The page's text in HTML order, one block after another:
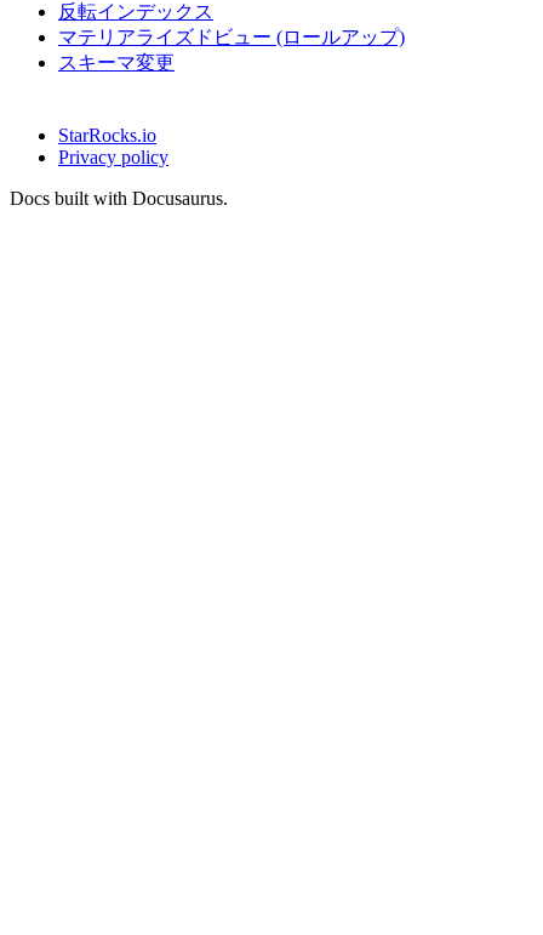
反転インデックス
マテリアライズドビュー (ロールアップ)
スキーマ変更
StarRocks.io
Privacy policy
Docs built with Docusaurus.